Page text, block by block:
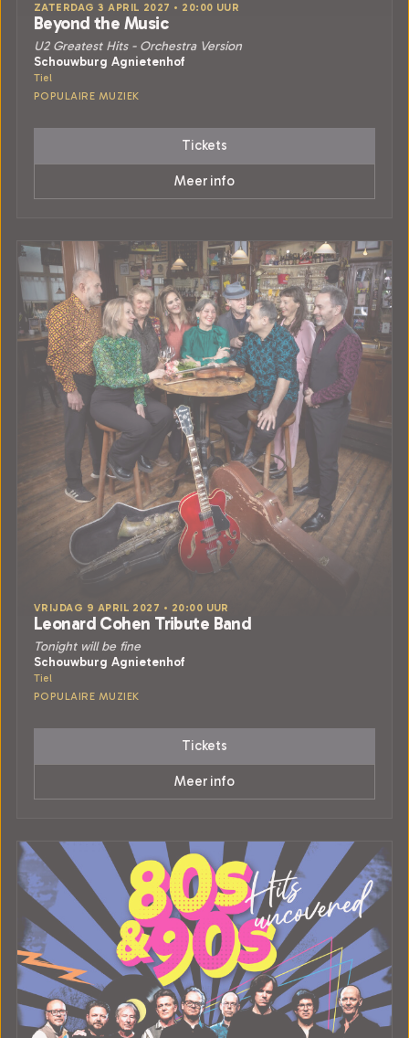
ZATERDAG 3 APRIL 2027 • 20:00 UUR
Beyond the Music
U2 Greatest Hits - Orchestra Version
Schouwburg Agnietenhof
Tiel
POPULAIRE MUZIEK
Tickets
Meer info
VRIJDAG 9 APRIL 2027 • 20:00 UUR
Leonard Cohen Tribute Band
Tonight will be fine
Schouwburg Agnietenhof
Tiel
POPULAIRE MUZIEK
Tickets
Meer info